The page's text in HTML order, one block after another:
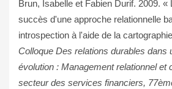
Brun, Isabelle et Fabien Durif. 2009.
succès d'une approche relationnelle
introspection à l'aide de la
Colloque Des relations durables dans
évolution : Management relationnel et
secteur des services financiers,